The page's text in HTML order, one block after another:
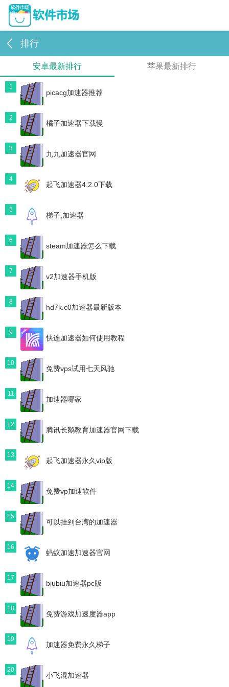
排行
安卓最新排行 苹果最新排行
1
picacg加速器推荐
2
橘子加速器下载慢
3
九九加速器官网
4
起飞加速器4.2.0下载
5
梯子,加速器
6
steam加速器怎么下载
7
v2加速器手机版
8
hd7k.c0加速器最新版本
9
快连加速器如何使用教程
10
免费vps试用七天风驰
11
加速器哪家
12
腾讯长鹅教育加速器官网下载
13
起飞加速器永久vip版
14
免费vp加速软件
15
可以挂到台湾的加速器
16
蚂蚁加速加速器官网
17
biubiu加速器pc版
18
免费游戏加速度器app
19
加速器免费永久梯子
20
小飞混加速器